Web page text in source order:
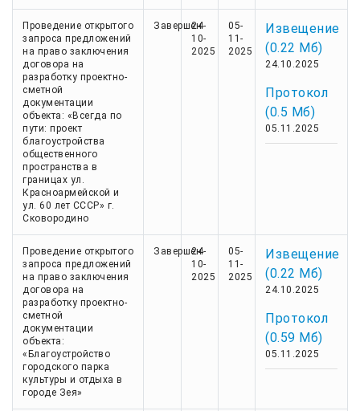
Проведение открытого
запроса предложений
на право заключения
договора на
разработку проектно-
сметной
документации
объекта: «Всегда по
пути: проект
благоустройства
общественного
пространства в
границах ул.
Красноармейской и
ул. 60 лет СССР» г.
Сковородино
Завершен
24-
10-
2025
05-
11-
2025
Извещение
(0.22 Мб)
24.10.2025
Протокол
(0.5 Мб)
05.11.2025
Проведение открытого
запроса предложений
на право заключения
договора на
разработку проектно-
сметной
документации
объекта:
«Благоустройство
городского парка
культуры и отдыха в
городе Зея»
Завершен
24-
10-
2025
05-
11-
2025
Извещение
(0.22 Мб)
24.10.2025
Протокол
(0.59 Мб)
05.11.2025